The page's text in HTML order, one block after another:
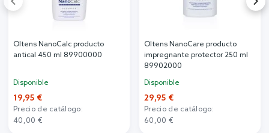
Oltens NanoCalc producto
antical 450 ml 89900000
Disponible
19,95 €
Precio de catálogo:
40,00 €
Oltens NanoCare producto
impregnante protector 250 ml
89902000
Disponible
29,95 €
Precio de catálogo:
60,00 €